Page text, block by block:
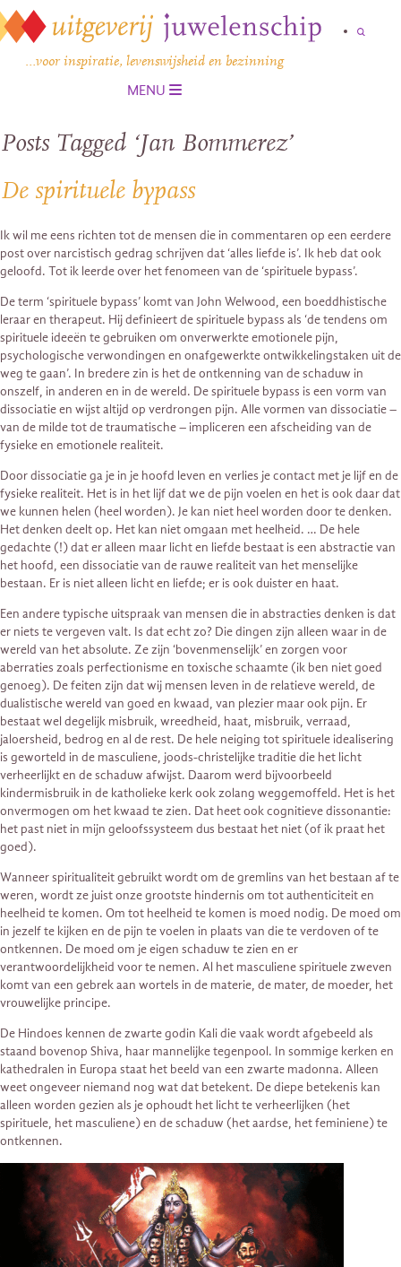
…voor inspiratie, levenswijsheid en bezinning
MENU
Posts Tagged ‘Jan Bommerez’
De spirituele bypass
Ik wil me eens richten tot de mensen die in commentaren op een eerdere
post over narcistisch gedrag schrijven dat ‘alles liefde is’. Ik heb dat ook
geloofd. Tot ik leerde over het fenomeen van de ‘spirituele bypass’.
De term ‘spirituele bypass’ komt van John Welwood, een boeddhistische
leraar en therapeut. Hij definieert de spirituele bypass als ‘de tendens om
spirituele ideeën te gebruiken om onverwerkte emotionele pijn,
psychologische verwondingen en onafgewerkte ontwikkelingstaken uit de
weg te gaan’. In bredere zin is het de ontkenning van de schaduw in
onszelf, in anderen en in de wereld. De spirituele bypass is een vorm van
dissociatie en wijst altijd op verdrongen pijn. Alle vormen van dissociatie –
van de milde tot de traumatische – impliceren een afscheiding van de
fysieke en emotionele realiteit.
Door dissociatie ga je in je hoofd leven en verlies je contact met je lijf en de
fysieke realiteit. Het is in het lijf dat we de pijn voelen en het is ook daar dat
we kunnen helen (heel worden). Je kan niet heel worden door te denken.
Het denken deelt op. Het kan niet omgaan met heelheid. … De hele
gedachte (!) dat er alleen maar licht en liefde bestaat is een abstractie van
het hoofd, een dissociatie van de rauwe realiteit van het menselijke
bestaan. Er is niet alleen licht en liefde; er is ook duister en haat.
Een andere typische uitspraak van mensen die in abstracties denken is dat
er niets te vergeven valt. Is dat echt zo? Die dingen zijn alleen waar in de
wereld van het absolute. Ze zijn ‘bovenmenselijk’ en zorgen voor
aberraties zoals perfectionisme en toxische schaamte (ik ben niet goed
genoeg). De feiten zijn dat wij mensen leven in de relatieve wereld, de
dualistische wereld van goed en kwaad, van plezier maar ook pijn. Er
bestaat wel degelijk misbruik, wreedheid, haat, misbruik, verraad,
jaloersheid, bedrog en al de rest. De hele neiging tot spirituele idealisering
is geworteld in de masculiene, joods-christelijke traditie die het licht
verheerlijkt en de schaduw afwijst. Daarom werd bijvoorbeeld
kindermisbruik in de katholieke kerk ook zolang weggemoffeld. Het is het
onvermogen om het kwaad te zien. Dat heet ook cognitieve dissonantie:
het past niet in mijn geloofssysteem dus bestaat het niet (of ik praat het
goed).
Wanneer spiritualiteit gebruikt wordt om de gremlins van het bestaan af te
weren, wordt ze juist onze grootste hindernis om tot authenticiteit en
heelheid te komen. Om tot heelheid te komen is moed nodig. De moed om
in jezelf te kijken en de pijn te voelen in plaats van die te verdoven of te
ontkennen. De moed om je eigen schaduw te zien en er
verantwoordelijkheid voor te nemen. Al het masculiene spirituele zweven
komt van een gebrek aan wortels in de materie, de mater, de moeder, het
vrouwelijke principe.
De Hindoes kennen de zwarte godin Kali die vaak wordt afgebeeld als
staand bovenop Shiva, haar mannelijke tegenpool. In sommige kerken en
kathedralen in Europa staat het beeld van een zwarte madonna. Alleen
weet ongeveer niemand nog wat dat betekent. De diepe betekenis kan
alleen worden gezien als je ophoudt het licht te verheerlijken (het
spirituele, het masculiene) en de schaduw (het aardse, het feminiene) te
ontkennen.